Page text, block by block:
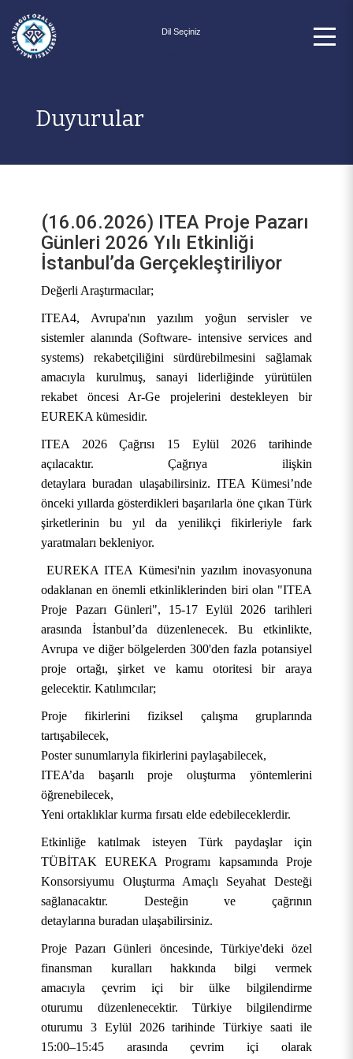
KURUMSAL
Hakkımızda
Tarihçe
Misyon, Vizyon ve Temel Değerler
Tanıtım Filmi
Üniversite Yönetimi
Rektör
Rektör Yardımcıları
Stratejik Yönetim
Stratejik Plan
Yönetim Modelleri
AKADEMİK
Lisansüstü Eğitim Enstitüsü
Fakülteler
Mühendislik ve Doğa Bilimleri Fakültesi
Meslek Yüksekokulları
ÖĞRENCİ
Öğrenci İşleri Bilgi Sistemi
OBS (Öğrenci ve Akademisyen Girişi)
Öğrenci Toplulukları Otomasyonu
Uygulama ve Araştırma Merkezleri
Duyurular
(16.06.2026) ITEA Proje Pazarı
Günleri 2026 Yılı Etkinliği
İstanbul’da Gerçekleştiriliyor
Değerli Araştırmacılar;
ITEA4, Avrupa'nın yazılım yoğun servisler ve
sistemler alanında (Software- intensive services and
systems) rekabetçiliğini sürdürebilmesini sağlamak
amacıyla kurulmuş, sanayi liderliğinde yürütülen
rekabet öncesi Ar-Ge projelerini destekleyen bir
EUREKA kümesidir.
ITEA 2026 Çağrısı 15 Eylül 2026 tarihinde
açılacaktır. Çağrıya ilişkin
detaylaraburadan ulaşabilirsiniz. ITEA Kümesi’nde
önceki yıllarda gösterdikleri başarılarla öne çıkan Türk
şirketlerinin bu yıl da yenilikçi fikirleriyle fark
yaratmaları bekleniyor.
EUREKA ITEA Kümesi'nin yazılım inovasyonuna
odaklanan en önemli etkinliklerinden biri olan "ITEA
Proje Pazarı Günleri", 15-17 Eylül 2026 tarihleri
arasında İstanbul’da düzenlenecek. Bu etkinlikte,
Avrupa ve diğer bölgelerden 300'den fazla potansiyel
proje ortağı, şirket ve kamu otoritesi bir araya
gelecektir. Katılımcılar;
Proje fikirlerini fiziksel çalışma gruplarında
tartışabilecek,
Poster sunumlarıyla fikirlerini paylaşabilecek,
ITEA’da başarılı proje oluşturma yöntemlerini
öğrenebilecek,
Yeni ortaklıklar kurma fırsatı elde edebileceklerdir.
Etkinliğe katılmak isteyen Türk paydaşlar için
TÜBİTAK EUREKA Programı kapsamında Proje
Konsorsiyumu Oluşturma Amaçlı Seyahat Desteği
sağlanacaktır. Desteğin ve çağrının
detaylarınaburadan ulaşabilirsiniz.
Proje Pazarı Günleri öncesinde, Türkiye'deki özel
finansman kuralları hakkında bilgi vermek
amacıyla çevrim içi bir ülke bilgilendirme
oturumu düzenlenecektir. Türkiye bilgilendirme
oturumu 3 Eylül 2026 tarihinde Türkiye saati ile
15:00–15:45 arasında çevrim içi olarak